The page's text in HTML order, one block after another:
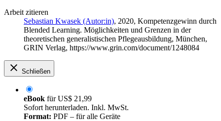
Arbeit zitieren
Sebastian Kwasek (Autor:in), 2020, Kompetenzgewinn durch
Blended Learning. Möglichkeiten und Grenzen in der
theoretischen generalistischen Pflegeausbildung, München,
GRIN Verlag, https://www.grin.com/document/1248084
Schließen
eBook fürUS$ 21,99
Sofort herunterladen. Inkl. MwSt.
Format: PDF – für alle Geräte